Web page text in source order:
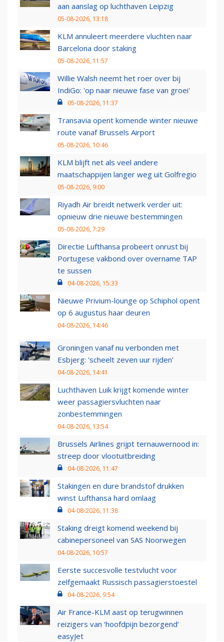
aan aanslag op luchthaven Leipzig
05-08-2026, 13:18
KLM annuleert meerdere vluchten naar
Barcelona door staking
05-08-2026, 11:57
Willie Walsh neemt het roer over bij
IndiGo: 'op naar nieuwe fase van groei'
05-08-2026, 11:37
Transavia opent komende winter nieuwe
route vanaf Brussels Airport
05-08-2026, 10:46
KLM blijft net als veel andere
maatschappijen langer weg uit Golfregio
05-08-2026, 9:00
Riyadh Air breidt netwerk verder uit:
opnieuw drie nieuwe bestemmingen
05-08-2026, 7:29
Directie Lufthansa probeert onrust bij
Portugese vakbond over overname TAP
te sussen
04-08-2026, 15:33
Nieuwe Privium-lounge op Schiphol opent
op 6 augustus haar deuren
04-08-2026, 14:46
Groningen vanaf nu verbonden met
Esbjerg: 'scheelt zeven uur rijden'
04-08-2026, 14:41
Luchthaven Luik krijgt komende winter
weer passagiersvluchten naar
zonbestemmingen
04-08-2026, 13:54
Brussels Airlines grijpt ternauwernood in:
streep door vlootuitbreiding
04-08-2026, 11:47
Stakingen en dure brandstof drukken
winst Lufthansa hard omlaag
04-08-2026, 11:38
Staking dreigt komend weekend bij
cabinepersoneel van SAS Noorwegen
04-08-2026, 10:57
Eerste succesvolle testvlucht voor
zelfgemaakt Russisch passagierstoestel
04-08-2026, 9:54
Air France-KLM aast op terugwinnen
reizigers van ‘hoofdpijn bezorgend’
easyJet